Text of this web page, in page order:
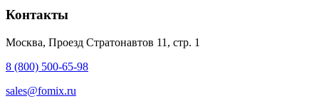
Контакты
Москва, Проезд Стратонавтов 11, стр. 1
8 (800) 500-65-98
sales@fomix.ru